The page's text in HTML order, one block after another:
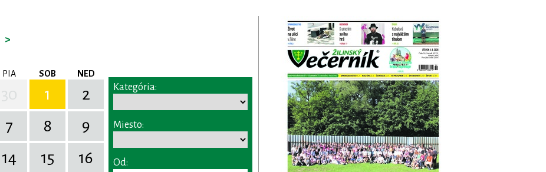
>
PIA SOB NED
1
2
7 8
9
14 15
16
Kategória:
Miesto:
Od: